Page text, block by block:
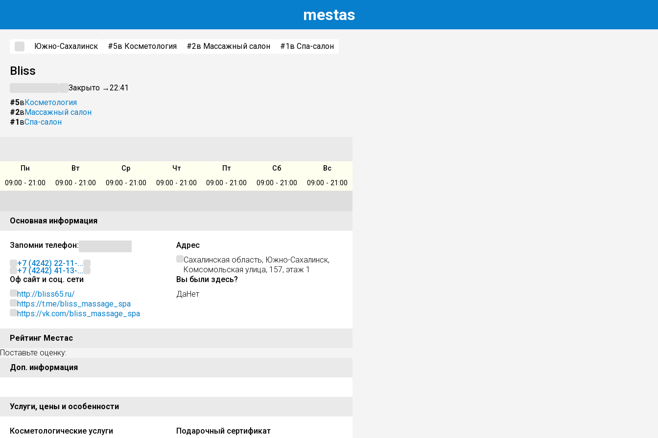
mestas
Южно-Сахалинск #5в Косметология #2в Массажный салон #1в Спа-салон
Bliss
Закрыто →22:41
#5вКосметология
#2вМассажный салон
#1вСпа-салон
Пн Вт Ср Чт Пт Сб
Вс
09:00 - 21:00
09:00 - 21:00 09:00 - 21:00 09:00 - 21:00 09:00 - 21:00 09:00 - 21:00 09:00 - 21:00
Основная информация
Запомни телефон:
+7 (4242) 22-11-...
+7 (4242) 41-13-...
Адрес
Сахалинская область, Южно-Сахалинск,
Комсомольская улица, 157, этаж 1
Оф сайт и соц. сети
http://bliss65.ru/
https://t.me/bliss_massage_spa
https://vk.com/bliss_massage_spa
Вы были здесь?
ДаНет
Рейтинг Местас
Поставьте оценку:
Доп. информация
Услуги, цены и особенности
Косметологические услуги Подарочный сертификат